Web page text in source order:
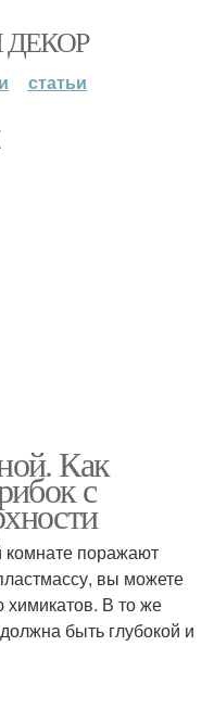
ДЕКОР
статьи
Как
с
комнате поражают
вы можете
В то же
быть глубокой и